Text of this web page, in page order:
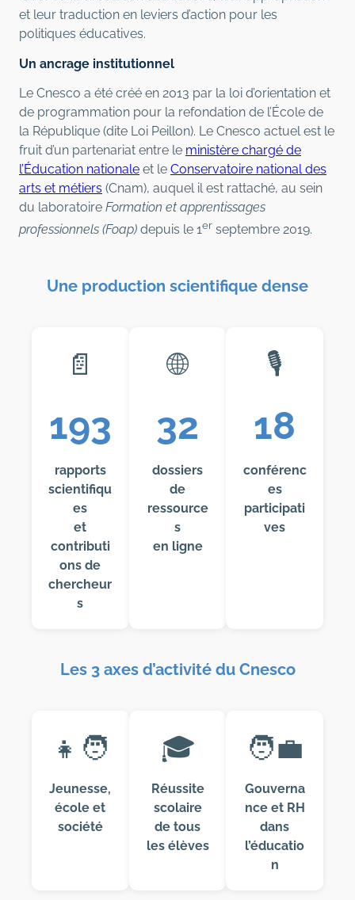
et leur traduction en leviers d’action pour les
politiques éducatives.
Un ancrage institutionnel
Le Cnesco a été créé en 2013 par la loi d’orientation et
de programmation pour la refondation de l’École de
la République (dite Loi Peillon). Le Cnesco actuel est le
fruit d’un partenariat entre le ministère chargé de
l’Éducation nationale et le Conservatoire national des
arts et métiers (Cnam), auquel il est rattaché, au sein
du laboratoire Formation et apprentissages
professionnels (Foap) depuis le 1er septembre 2019.
Une production scientifique dense
📄
193
rapports
scientifiqu
es
et
contributi
ons de
chercheur
s
🌐
32
dossiers
de
ressource
s
en ligne
🎙️
18
conférenc
es
participati
ves
Les 3 axes d’activité du Cnesco
👧🧑
Jeunesse,
école et
société
🎓
Réussite
scolaire
de tous
les élèves
🧑‍💼
Gouverna
nce et RH
dans
l’éducatio
n